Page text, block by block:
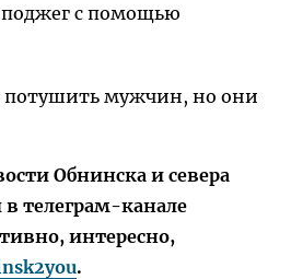
с помощью
мужчин, но они
Обнинска и севера
телеграм-канале
интересно,
.